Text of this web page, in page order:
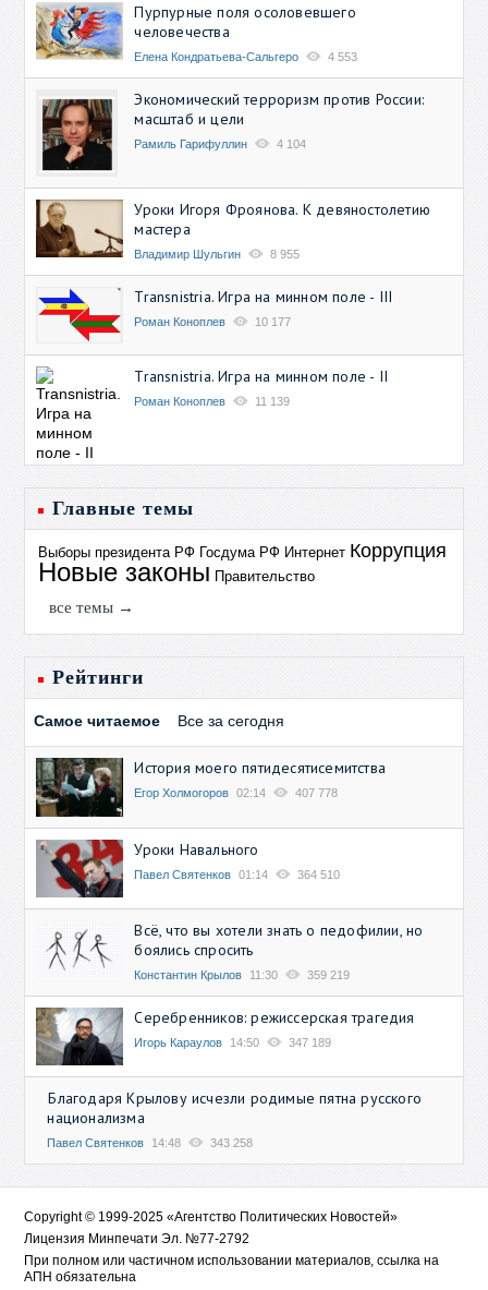
Пурпурные поля осоловевшего
человечества
Елена Кондратьева-Сальгеро 4 553
Экономический терроризм против России:
масштаб и цели
Рамиль Гарифуллин 4 104
Уроки Игоря Фроянова. К девяностолетию
мастера
Владимир Шульгин 8 955
Transnistria. Игра на минном поле - III
Роман Коноплев 10 177
Transnistria. Игра на минном поле - II
Роман Коноплев 11 139
Главные темы
Выборы президента РФ Госдума РФ Интернет Коррупция
Новые законы Правительство
все темы →
Рейтинги
Самое читаемое Все за сегодня
История моего пятидесятисемитства
Егор Холмогоров 02:14 407 778
Уроки Навального
Павел Святенков 01:14 364 510
Всё, что вы хотели знать о педофилии, но
боялись спросить
Константин Крылов 11:30 359 219
Серебренников: режиссерская трагедия
Игорь Караулов 14:50 347 189
Благодаря Крылову исчезли родимые пятна русского
национализма
Павел Святенков 14:48 343 258
Copyright © 1999-2025 «Агентство Политических Новостей»
Лицензия Минпечати Эл. №77-2792
При полном или частичном использовании материалов, ссылка на
АПН обязательна